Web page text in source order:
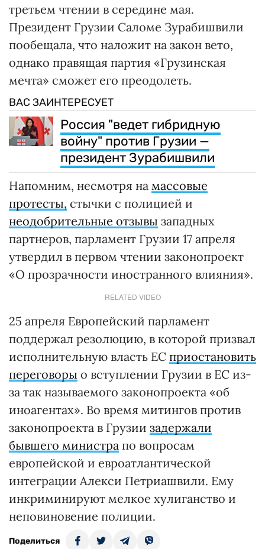
третьем чтении в середине мая.
Президент Грузии Саломе Зурабишвили
пообещала, что наложит на закон вето,
однако правящая партия «Грузинская
мечта» сможет его преодолеть.
ВАС ЗАИНТЕРЕСУЕТ
Россия "ведет гибридную
войну" против Грузии —
президент Зурабишвили
Напомним, несмотря на массовые
протесты, стычки с полицией и
неодобрительные отзывы западных
партнеров, парламент Грузии 17 апреля
утвердил в первом чтении законопроект
«О прозрачности иностранного влияния».
RELATED VIDEO
25 апреля Европейский парламент
поддержал резолюцию, в которой призвал
исполнительную власть ЕС приостановить
переговоры о вступлении Грузии в ЕС из-
за так называемого законопроекта «об
иноагентах». Во время митингов против
законопроекта в Грузии задержали
бывшего министра по вопросам
европейской и евроатлантической
интеграции Алекси Петриашвили. Ему
инкриминируют мелкое хулиганство и
неповиновение полиции.
Поделиться